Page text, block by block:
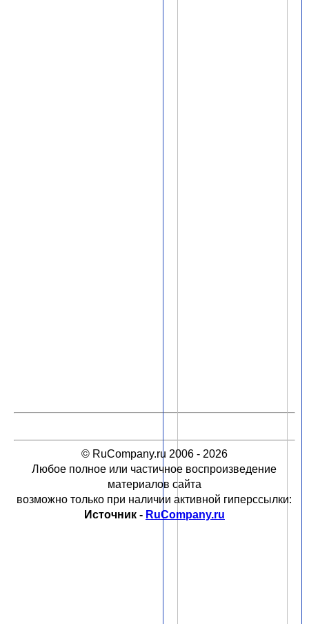
© RuCompany.ru 2006 - 2026
Любое полное или частичное воспроизведение
материалов сайта
возможно только при наличии активной гиперссылки:
Источник - RuCompany.ru